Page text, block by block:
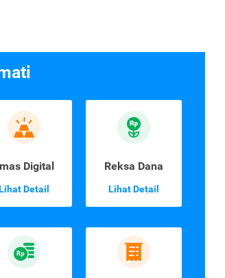
Digital
Detail
Reksa Dana
Lihat Detail